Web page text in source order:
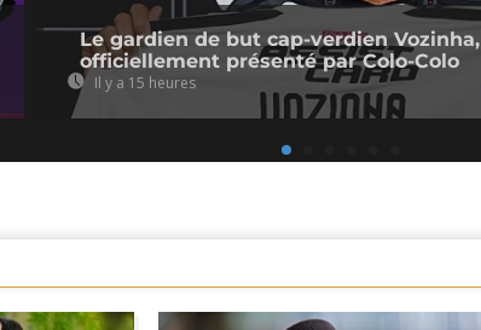
Le gardien de but cap-verdien Vozinha,
officiellement présenté par Colo-Colo
Il y a 15 heures